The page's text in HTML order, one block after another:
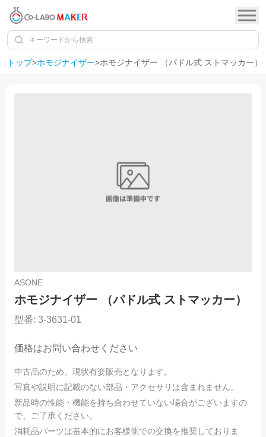
トップ>ホモジナイザー>ホモジナイザー （パドル式 ストマッカー）
ASONE
ホモジナイザー （パドル式 ストマッカー）
型番: 3-3631-01
価格はお問い合わせください
中古品のため、現状有姿販売となります。
写真や説明に記載のない部品・アクセサリは含まれません。
新品時の性能・機能を持ち合わせていない場合がございますの
で、ご了承ください。
消耗品パーツは基本的にお客様側での交換を推奨しておりま